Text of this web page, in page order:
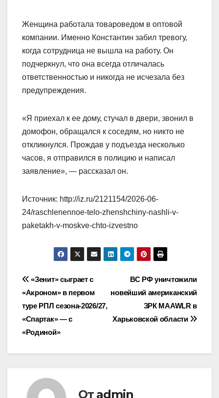
Женщина работала товароведом в оптовой
компании. Именно Константин забил тревогу,
когда сотрудница не вышла на работу. Он
подчеркнул, что она всегда отличалась
ответственностью и никогда не исчезала без
предупреждения.
«Я приехал к ее дому, стучал в двери, звонил в
домофон, обращался к соседям, но никто не
откликнулся. Прождав у подъезда несколько
часов, я отправился в полицию и написал
заявление», — рассказал он.
Источник: http://iz.ru/2121154/2026-06-
24/raschlenennoe-telo-zhenshchiny-nashli-v-
paketakh-v-moskve-chto-izvestno
Навигация
по
записям
ВС РФ уничтожили
новейший американский
ЗРК MAAWLR в
Харьковской области
«Зенит» сыграет с
«Акроном» в первом
туре РПЛ сезона‑2026/27,
«Спартак» — с
«Родиной»
От admin